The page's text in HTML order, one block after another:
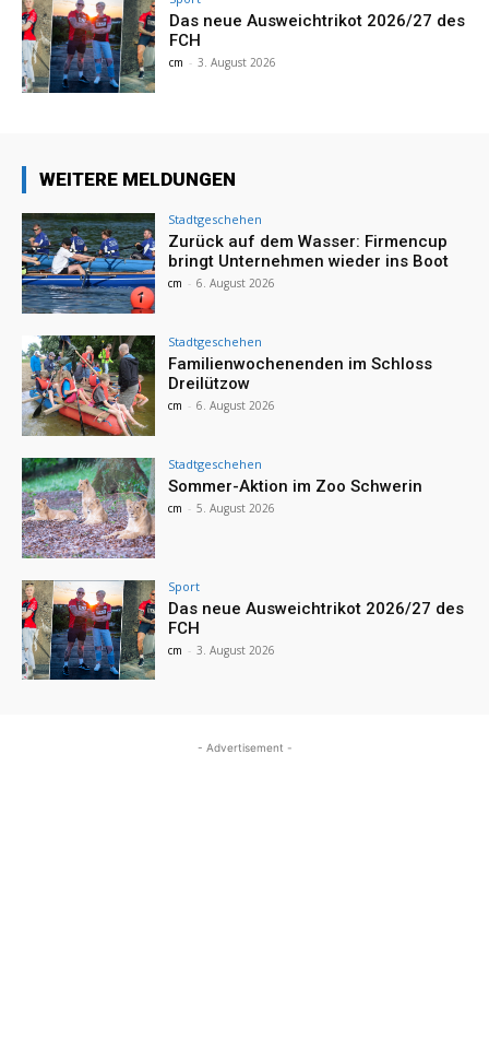
Das neue Ausweichtrikot 2026/27 des
FCH
cm - 3. August 2026
WEITERE MELDUNGEN
Stadtgeschehen
Zurück auf dem Wasser: Firmencup
bringt Unternehmen wieder ins Boot
cm - 6. August 2026
Stadtgeschehen
Familienwochenenden im Schloss
Dreilützow
cm - 6. August 2026
Stadtgeschehen
Sommer-Aktion im Zoo Schwerin
cm - 5. August 2026
Sport
Das neue Ausweichtrikot 2026/27 des
FCH
cm - 3. August 2026
- Advertisement -